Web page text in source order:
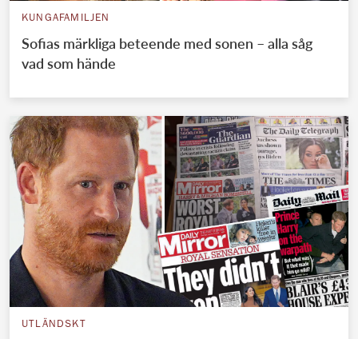
KUNGAFAMILJEN
Sofias märkliga beteende med sonen – alla såg
vad som hände
UTLÄNDSKT